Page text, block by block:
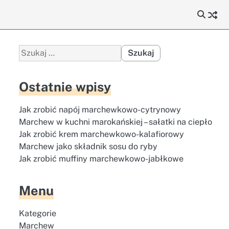
Szukaj:
Ostatnie wpisy
Jak zrobić napój marchewkowo-cytrynowy
Marchew w kuchni marokańskiej – sałatki na ciepło
Jak zrobić krem marchewkowo-kalafiorowy
Marchew jako składnik sosu do ryby
Jak zrobić muffiny marchewkowo-jabłkowe
Menu
Kategorie
Marchew